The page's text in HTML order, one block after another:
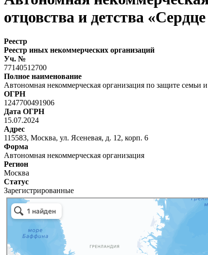
отцовства и детства
Реестр
Реестр иных некоммерческих организаций
Уч. №
77140512700
Полное наименование
Автономная некоммерческая организация по защите семьи
ОГРН
1247700491906
Дата ОГРН
15.07.2024
Адрес
115583, Москва, ул. Ясеневая, д. 12, корп. 6
Форма
Автономная некоммерческая организация
Регион
Москва
Статус
Зарегистрированные